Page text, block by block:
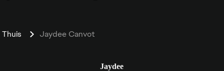
Thuis Jaydee Canvot
Jaydee